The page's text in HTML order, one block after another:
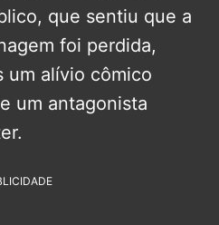
que sentiu que a
foi perdida,
um alívio cômico
um antagonista